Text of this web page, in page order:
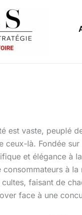
est vaste, peuplé
ceux-là. Fondée
et élégance à
à
faisant de
face à une